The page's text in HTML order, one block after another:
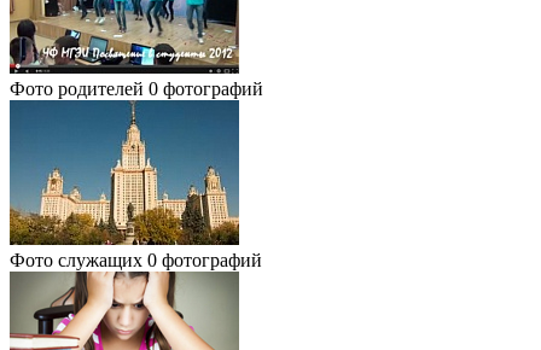
Фото родителей 0 фотографий
Фото служащих 0 фотографий